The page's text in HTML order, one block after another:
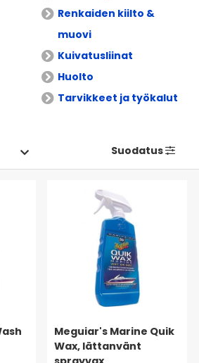
Renkaiden kiilto &
muovi
Kuivatusliinat
Huolto
Tarvikkeet ja työkalut
Suodatus
Meguiar's Marine Quik
Wax, lättanvänt